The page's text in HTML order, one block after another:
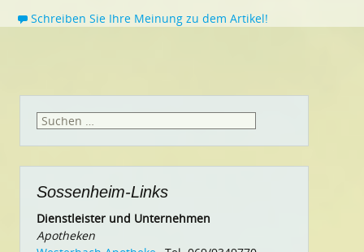
Schreiben Sie Ihre Meinung zu dem Artikel!
Suchen
Sossenheim-Links
Dienstleister und Unternehmen
Apotheken